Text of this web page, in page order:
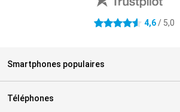
4.6 étoiles 4,6/ 5,0
Smartphones populaires
Téléphones